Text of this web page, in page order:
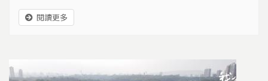
內政部原則同意市府提報的開發範圍及抵價地發還比例
為徵收私有土地總面積40%；同時要求，台北市府提送
多年 地方期待盡速推動發展 社子島是由基隆河和淡水
河交匯成的沖積平原，在台北地區防洪扮演重要角
閱讀更多